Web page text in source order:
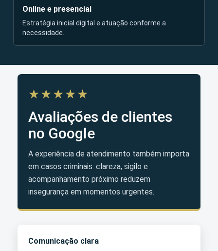
Online e presencial
Estratégia inicial digital e atuação conforme a
necessidade.
★★★★★
Avaliações de clientes
no Google
A experiência de atendimento também importa
em casos criminais: clareza, sigilo e
acompanhamento próximo reduzem
insegurança em momentos urgentes.
Comunicação clara